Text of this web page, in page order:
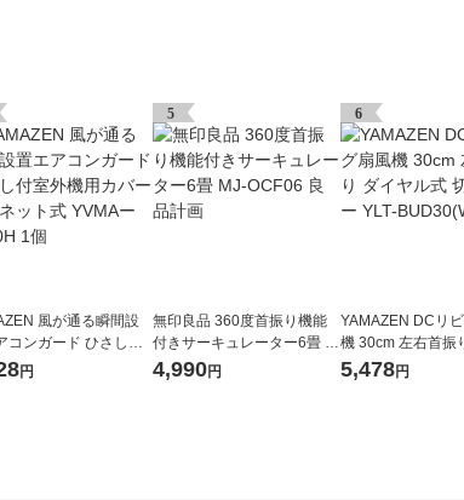
風が通る瞬間設
コンガード ひさし付
用カバー マグネット
円
5
無印良品 360度首振り機能
付きサーキュレーター6畳 M
J-OCF06 良品計画
4,990円
6
YAMAZEN DCリ
機 30cm 左右首振
ル式 切タイマー
5,478円